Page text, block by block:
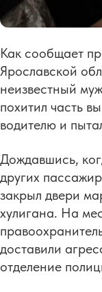
Как сообщает
Ярославской
неизвестный
похитил часть
водителю и
Дождавшись,
других
закрыл двери
хулигана. На
доставили
отделение